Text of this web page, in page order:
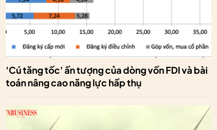
'Cú tăng tốc' ấn tượng của dòng vốn FDI và bài
toán nâng cao năng lực hấp thụ